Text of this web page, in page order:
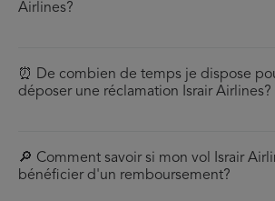
Airlines?
⏰ De combien de temps je dispose
déposer une réclamation Israir Airlines?
🔎 Comment savoir si mon vol Israir
bénéficier d'un remboursement?